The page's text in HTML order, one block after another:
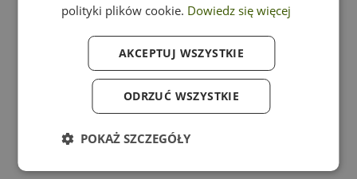
Ryż czerwony
Ryż do sushi
polityki plików cookie. Dowiedz się więcej
AKCEPTUJ WSZYSTKIE
ODRZUĆ WSZYSTKIE
POKAŻ SZCZEGÓŁY